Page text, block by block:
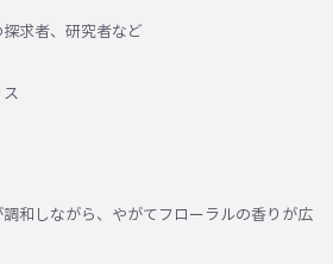
求者、研究者など
和しながら、やがてフローラルの香りが広
続ける カートへ進む